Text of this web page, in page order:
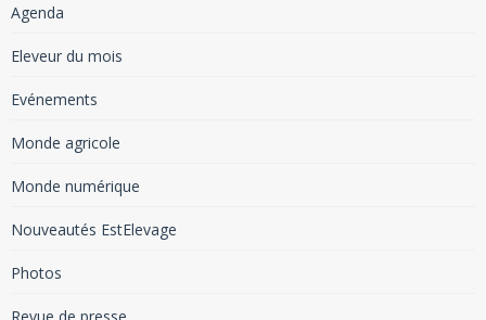
Agenda
Eleveur du mois
Evénements
Monde agricole
Monde numérique
Nouveautés EstElevage
Photos